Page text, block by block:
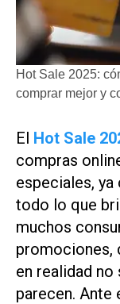
Hot Sale 2025:
comprar mejor y
El Hot Sale
compras
especiales,
todo lo que
muchos
promociones,
en realidad
parecen. Ante